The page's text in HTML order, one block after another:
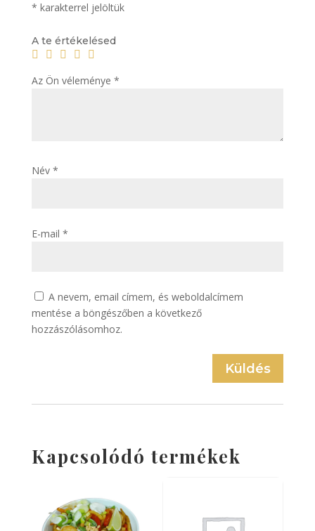
* karakterrel jelöltük
A te értékelésed
Az Ön véleménye *
Név *
E-mail *
A nevem, email címem, és weboldalcímem
mentése a böngészőben a következő
hozzászólásomhoz.
Küldés
Kapcsolódó termékek